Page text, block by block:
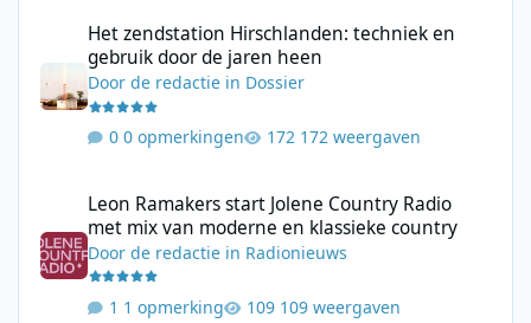
Het zendstation Hirschlanden: techniek en
gebruik door de jaren heen
Doorde redactie in Dossier
0 opmerkingen 172 weergaven
Leon Ramakers start Jolene Country Radio
met mix van moderne en klassieke country
Doorde redactie in Radionieuws
1 opmerking 109 weergaven